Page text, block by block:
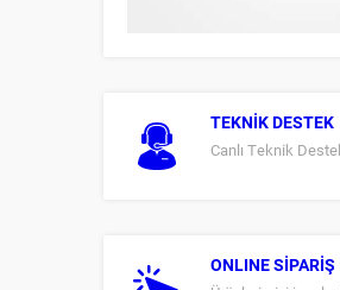
TEKNİK DESTEK
Canlı Teknik
ONLINE SİPARİŞ